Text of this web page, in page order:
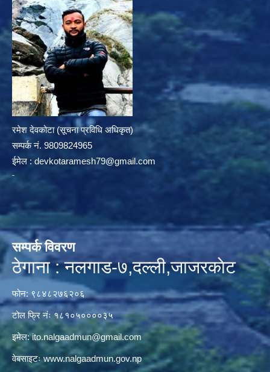
रमेश देवकोटा (सूचना प्रविधि अधिकृत)
सम्पर्क न‌ं. 9809824965
ईमेल : devkotaramesh79@gmail.com
सम्पर्क विवरण
ठेगाना : नलगाड-७,दल्ली,जाजरकाेट
फोन: ९८४८२७६२०६
टोल फ्रि नंः १८१०५००००३५
इमेल:ito.nalgaadmun@gmail.com
वेबसाइटःwww.nalgaadmun.gov.np